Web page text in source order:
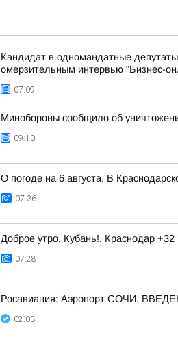
Кандидат в одномандатные
омерзительным интервью "Бизнес-
07:09
Минобороны сообщило об
09:10
О погоде на 6 августа. В
07:36
Доброе утро, Кубань!. Краснодар +32
07:28
Росавиация: Аэропорт СОЧИ.
02:03